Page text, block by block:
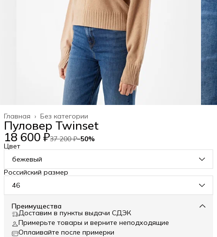
Без категории
Главная ›
Пуловер Twinset
18 600 ₽37 200 ₽−50%
Цвет
бежевый
Российский размер
46
Преимущества
Доставим в пункты выдачи СДЭК
Примерьте товары и верните неподходящие
Оплаивайте после примерки